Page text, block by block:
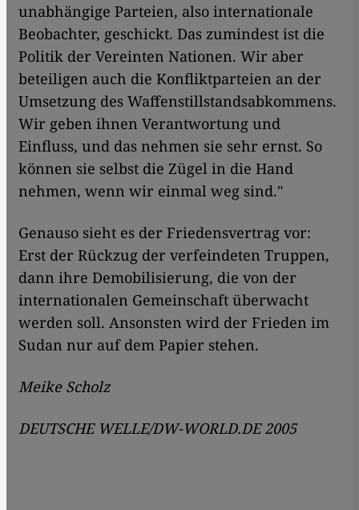
unabhängige Parteien, also internationale
Beobachter, geschickt. Das zumindest ist die
Politik der Vereinten Nationen. Wir aber
beteiligen auch die Konfliktparteien an der
Umsetzung des Waffenstillstandsabkommens.
Wir geben ihnen Verantwortung und
Einfluss, und das nehmen sie sehr ernst. So
können sie selbst die Zügel in die Hand
nehmen, wenn wir einmal weg sind."
Genauso sieht es der Friedensvertrag vor:
Erst der Rückzug der verfeindeten Truppen,
dann ihre Demobilisierung, die von der
internationalen Gemeinschaft überwacht
werden soll. Ansonsten wird der Frieden im
Sudan nur auf dem Papier stehen.
Meike Scholz
DEUTSCHE WELLE/DW-WORLD.DE 2005